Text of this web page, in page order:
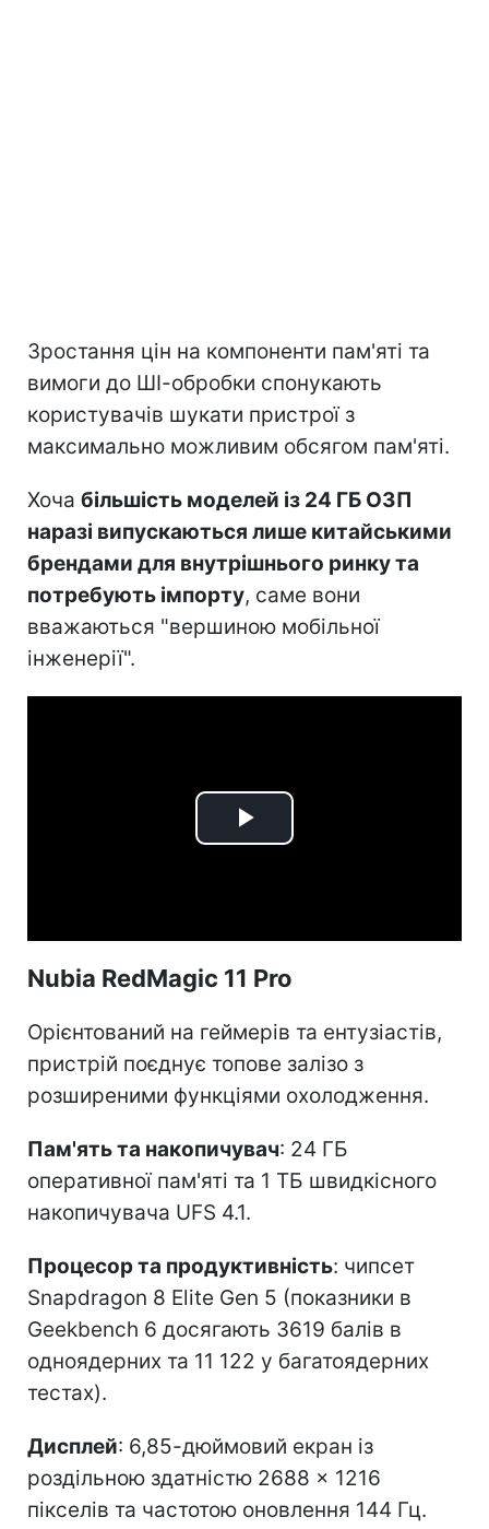
Зростання цін на компоненти пам'яті та
вимоги до ШІ-обробки спонукають
користувачів шукати пристрої з
максимально можливим обсягом пам'яті.
Хоча більшість моделей із 24 ГБ ОЗП
наразі випускаються лише китайськими
брендами для внутрішнього ринку та
потребують імпорту, саме вони
вважаються "вершиною мобільної
інженерії".
Play
Nubia RedMagic 11 Pro
Орієнтований на геймерів та ентузіастів,
пристрій поєднує топове залізо з
розширеними функціями охолодження.
Пам'ять та накопичувач: 24 ГБ
оперативної пам'яті та 1 ТБ швидкісного
накопичувача UFS 4.1.
Процесор та продуктивність: чипсет
Snapdragon 8 Elite Gen 5 (показники в
Geekbench 6 досягають 3619 балів в
одноядерних та 11 122 у багатоядерних
тестах).
Дисплей: 6,85-дюймовий екран із
роздільною здатністю 2688 × 1216
пікселів та частотою оновлення 144 Гц.